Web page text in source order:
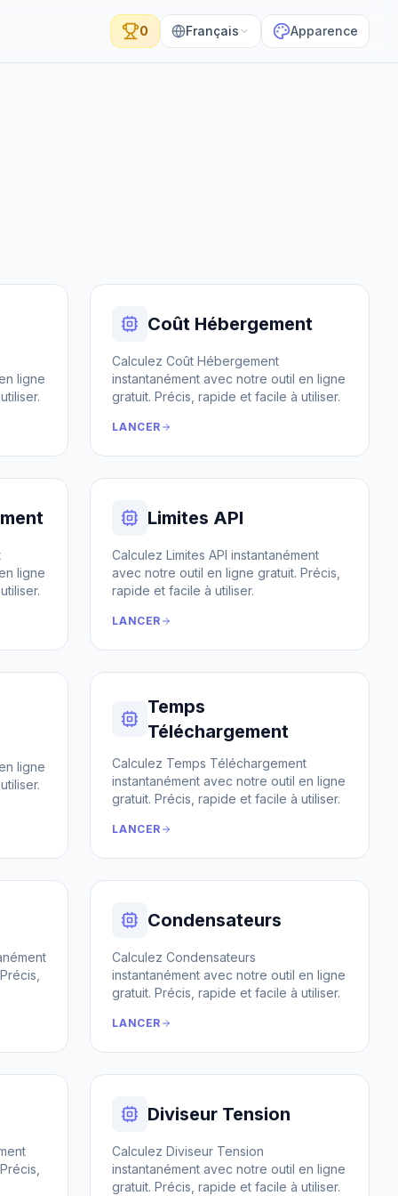
0 Français Apparence
ligne
Coût Hébergement
Calculez Coût Hébergement
instantanément avec notre outil en ligne
gratuit. Précis, rapide et facile à utiliser.
LANCER
ligne
Limites API
Calculez Limites API instantanément
avec notre outil en ligne gratuit. Précis,
rapide et facile à utiliser.
LANCER
ligne
Temps
Téléchargement
Calculez Temps Téléchargement
instantanément avec notre outil en ligne
gratuit. Précis, rapide et facile à utiliser.
LANCER
Condensateurs
Calculez Condensateurs
instantanément avec notre outil en ligne
gratuit. Précis, rapide et facile à utiliser.
LANCER
Diviseur Tension
Calculez Diviseur Tension
instantanément avec notre outil en ligne
gratuit. Précis, rapide et facile à utiliser.